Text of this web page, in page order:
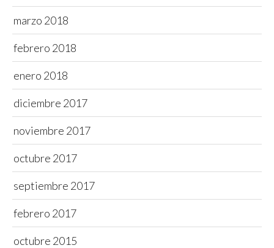
marzo 2018
febrero 2018
enero 2018
diciembre 2017
noviembre 2017
octubre 2017
septiembre 2017
febrero 2017
octubre 2015